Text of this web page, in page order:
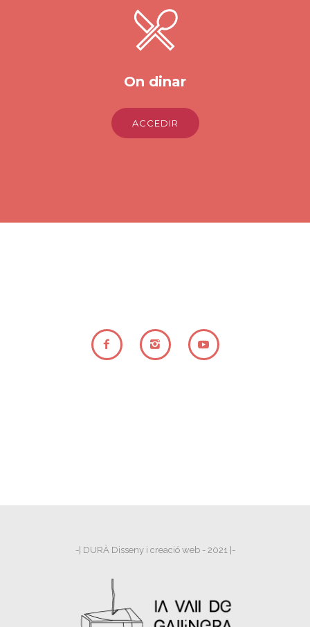
On dinar
ACCEDIR
-| DURÀ Disseny i creació web - 2021 |-